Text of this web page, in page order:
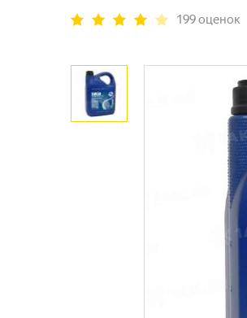
199 оценок